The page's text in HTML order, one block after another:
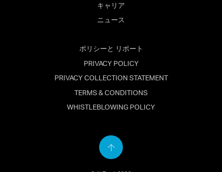
キャリア
ニュース
ポリシーと リポート
PRIVACY POLICY
PRIVACY COLLECTION STATEMENT
TERMS & CONDITIONS
WHISTLEBLOWING POLICY
Back